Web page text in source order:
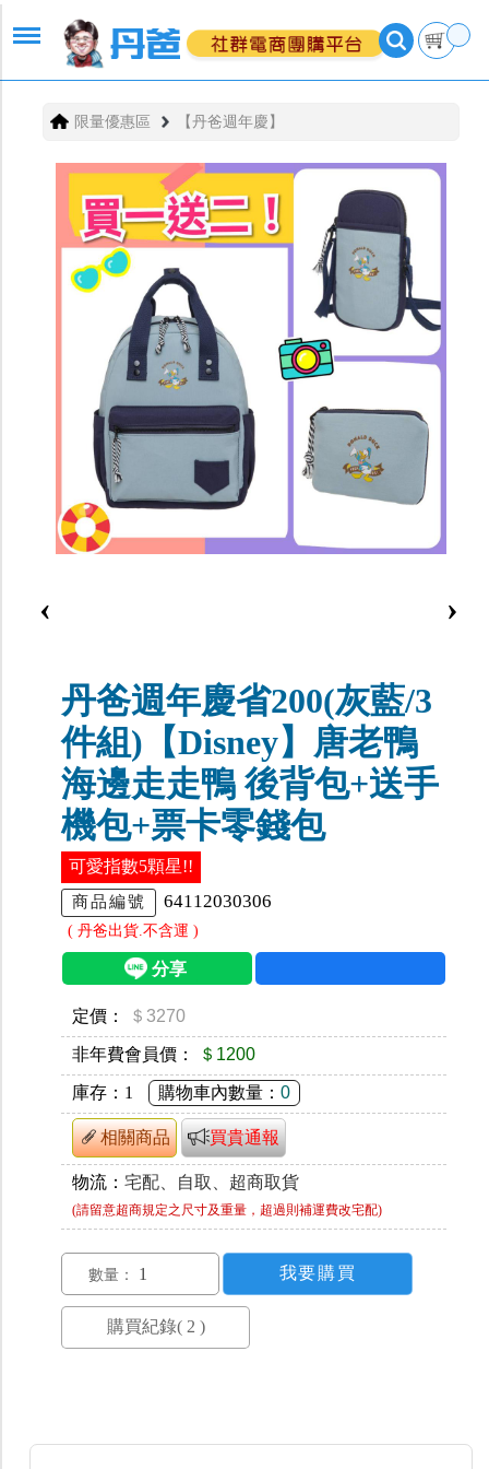
限量優惠區 【丹爸週年慶】
‹ ›
丹爸週年慶省200(灰藍/3
件組)【Disney】唐老鴨
海邊走走鴨 後背包+送手
機包+票卡零錢包
可愛指數5顆星!!
商品編號 64112030306
( 丹爸出貨.不含運 )
定價： ＄3270
非年費會員價： ＄1200
庫存： 1 購物車內數量： 0
相關商品 買貴通報
物流： 宅配、自取、超商取貨
(請留意超商規定之尺寸及重量，超過則補運費改宅配)
數量：